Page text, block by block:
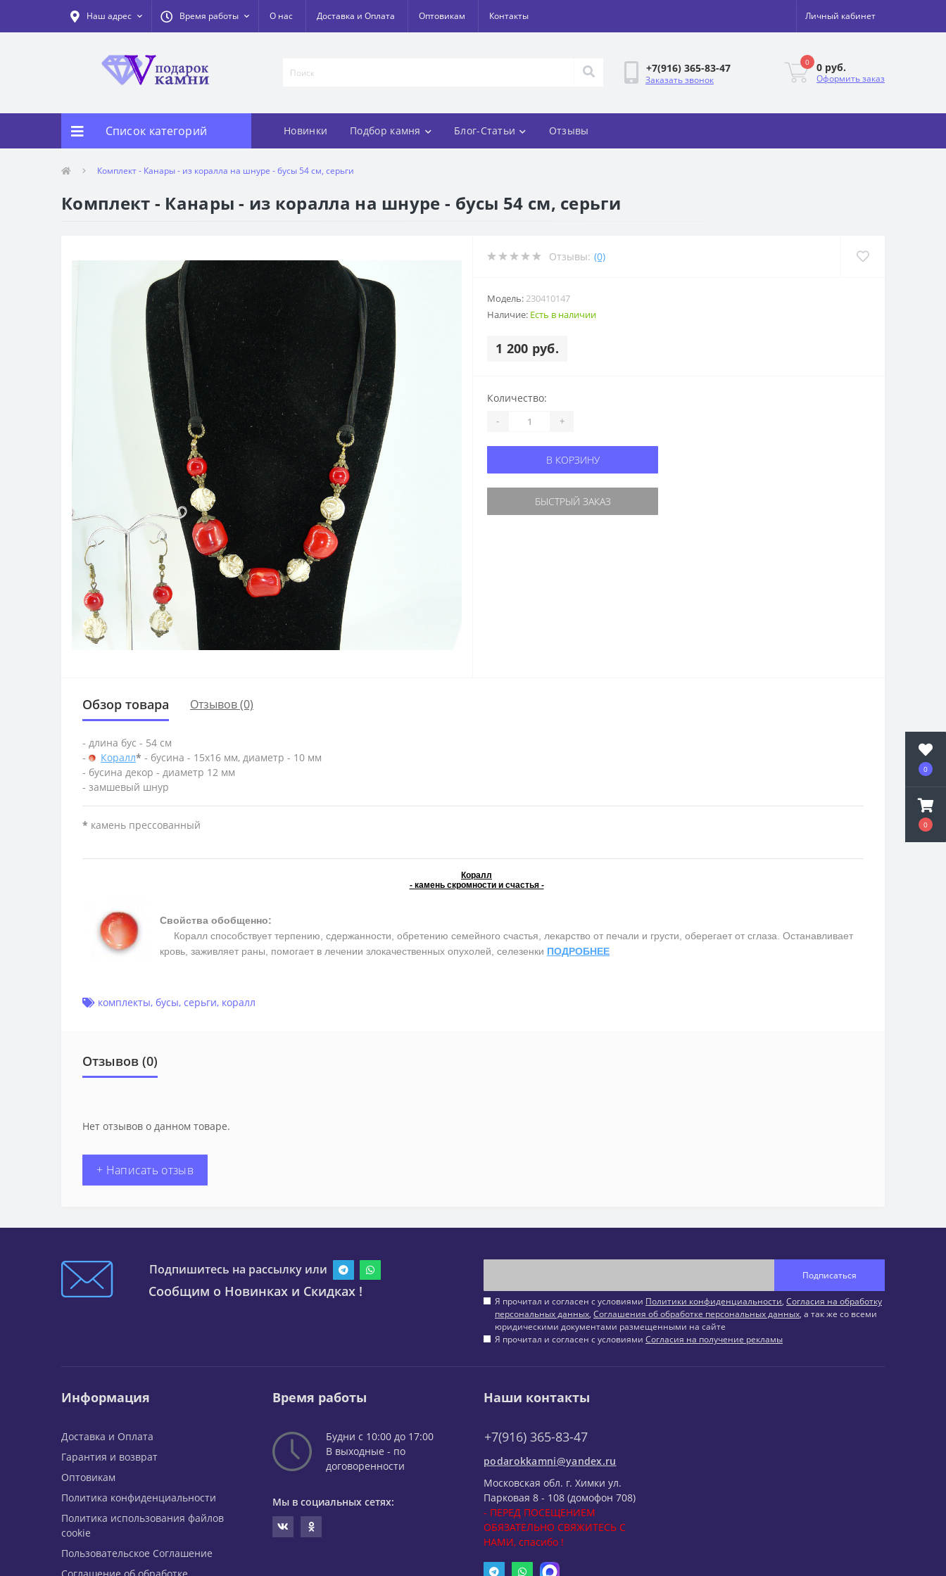
0
0
Наш адрес Время работы О нас Доставка и Оплата Оптовикам Контакты Личный кабинет
+7(916) 365-83-47
Заказать звонок
0 0 руб.
Оформить заказ
Список категорий Новинки Подбор камня Блог-Статьи Отзывы
Комплект - Канары - из коралла на шнуре - бусы 54 см, серьги
Комплект - Канары - из коралла на шнуре - бусы 54 см, серьги
Отзывы: (0)
Модель: 230410147
Наличие: Есть в наличии
1 200 руб.
Количество:
- +
В КОРЗИНУ
БЫСТРЫЙ ЗАКАЗ
Обзор товара Отзывов (0)
- длина бус - 54 см
-
Коралл* - бусина - 15х16 мм, диаметр - 10 мм
- бусина декор - диаметр 12 мм
- замшевый шнур
* камень прессованный
Коралл
- камень скромности и счастья -
Свойства обобщенно:
Коралл способствует терпению, сдержанности, обретению семейного счастья, лекарство от печали и грусти, оберегает от сглаза. Останавливает
кровь, заживляет раны, помогает в лечении злокачественных опухолей, селезенки ПОДРОБНЕЕ
комплекты, бусы, серьги, коралл
Отзывов (0)
Нет отзывов о данном товаре.
+ Написать отзыв
Подпишитесь на рассылку или
Сообщим о Новинках и Скидках !
Подписаться
Я прочитал и согласен с условиями Политики конфиденциальности, Согласия на обработку
персональных данных, Соглашения об обработке персональных данных, а так же со всеми
юридическими документами размещенными на сайте
Я прочитал и согласен с условиями Согласия на получение рекламы
Информация
Доставка и Оплата
Гарантия и возврат
Оптовикам
Политика конфиденциальности
Политика использования файлов
cookie
Пользовательское Соглашение
Время работы
Будни с 10:00 до 17:00
В выходные - по
договоренности
Мы в социальных сетях:
Наши контакты
+7(916) 365-83-47
podarokkamni@yandex.ru
Московская обл. г. Химки ул.
Парковая 8 - 108 (домофон 708)
- ПЕРЕД ПОСЕЩЕНИЕМ
ОБЯЗАТЕЛЬНО СВЯЖИТЕСЬ С
НАМИ, спасибо !